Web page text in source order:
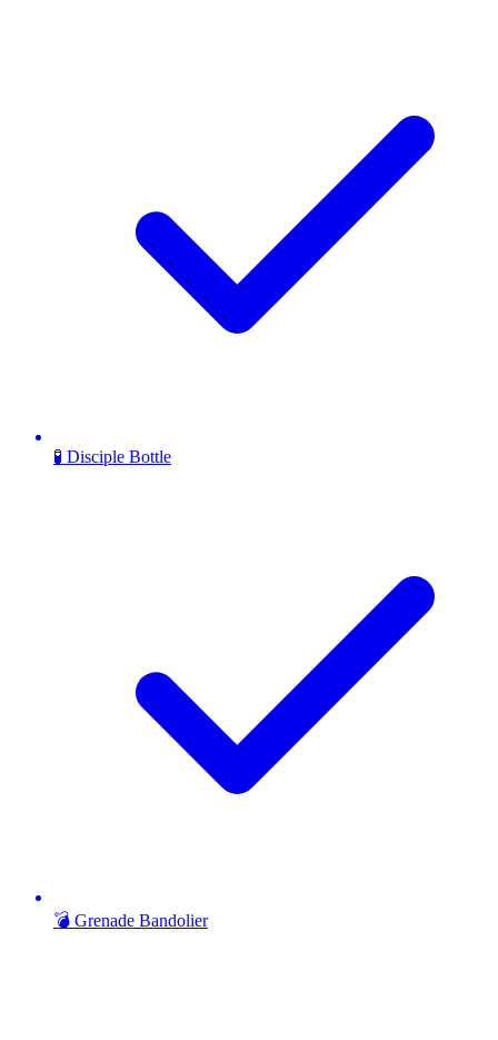
🧪 Disciple Bottle
💣 Grenade Bandolier